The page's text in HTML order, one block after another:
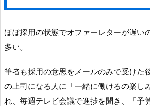
ほぼ採用の状態でオファーレターが遅い
多い。
筆者も採用の意思をメールのみで受けた
の上司になる人に「一緒に働けるの楽し
れ、毎週テレビ会議で進捗を聞き、「予